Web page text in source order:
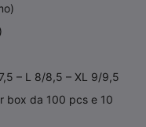
– L 8/8,5 – XL 9/9,5
box da 100 pcs e 10